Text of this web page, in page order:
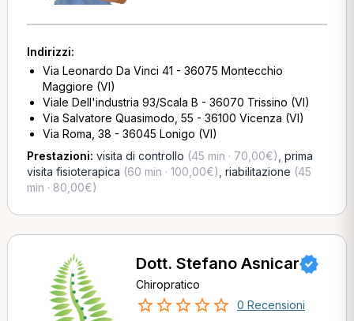
Indirizzi:
Via Leonardo Da Vinci 41 - 36075 Montecchio
Maggiore (VI)
Viale Dell'industria 93/Scala B - 36070 Trissino (VI)
Via Salvatore Quasimodo, 55 - 36100 Vicenza (VI)
Via Roma, 38 - 36045 Lonigo (VI)
Prestazioni: visita di controllo (45 min · 70,00€) prima
visita fisioterapica (60 min · 100,00€) riabilitazione (45
min · 80,00€)
Dott. Stefano Asnicar
Chiropratico
0 Recensioni